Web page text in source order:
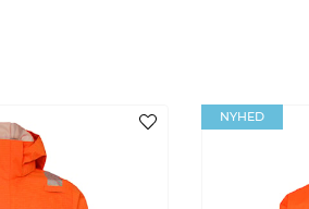
NYHED